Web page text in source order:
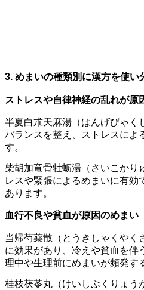
3. めまいの種類別に漢方を使い
ストレスや自律神経の乱れが原
半夏白朮天麻湯（はんげびゃく
バランスを整え、ストレスによ
す。
柴胡加竜骨牡蛎湯（さいこかり
レスや緊張によるめまいに有効
あります。
血行不良や貧血が原因のめまい
当帰芍薬散（とうきしゃくやく
に効果があり、冷えや貧血を伴
理中や生理前にめまいが頻発す
桂枝茯苓丸（けいしぶくりょう